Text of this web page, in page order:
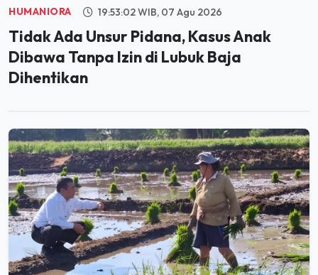
Tidak Ada Unsur Pidana, Kasus Anak
Dibawa Tanpa Izin di Lubuk Baja
Dihentikan